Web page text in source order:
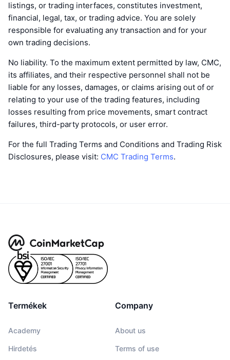
listings, or trading interfaces, constitutes investment,
financial, legal, tax, or trading advice. You are solely
responsible for evaluating any transaction and for your
own trading decisions.
No liability. To the maximum extent permitted by law, CMC,
its affiliates, and their respective personnel shall not be
liable for any losses, damages, or claims arising out of or
relating to your use of the trading features, including
losses resulting from price movements, smart contract
failures, third-party protocols, or user error.
For the full Trading Terms and Conditions and Trading Risk
Disclosures, please visit: CMC Trading Terms.
Termékek
Academy
Hirdetés
Company
About us
Terms of use